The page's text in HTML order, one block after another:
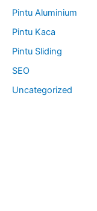
Pintu Aluminium
Pintu Kaca
Pintu Sliding
SEO
Uncategorized